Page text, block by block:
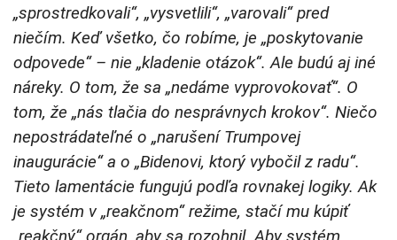
„sprostredkovali“, „vysvetlili“, „varovali“ pred
niečím. Keď všetko, čo robíme, je „poskytovanie
odpovede“ – nie „kladenie otázok“. Ale budú aj iné
náreky. O tom, že sa „nedáme vyprovokovať“. O
tom, že „nás tlačia do nesprávnych krokov“. Niečo
nepostrádateľné o „narušení Trumpovej
inaugurácie“ a o „Bidenovi, ktorý vybočil z radu“.
Tieto lamentácie fungujú podľa rovnakej logiky. Ak
je systém v „reakčnom“ režime, stačí mu kúpiť